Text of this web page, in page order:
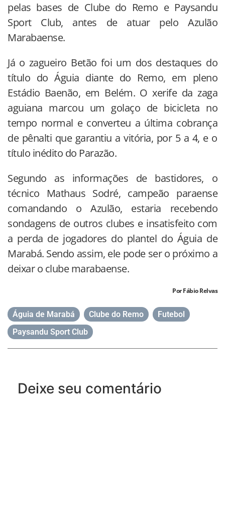
pelas bases de Clube do Remo e Paysandu
Sport Club, antes de atuar pelo Azulão
Marabaense.
Já o zagueiro Betão foi um dos destaques do
título do Águia diante do Remo, em pleno
Estádio Baenão, em Belém. O xerife da zaga
aguiana marcou um golaço de bicicleta no
tempo normal e converteu a última cobrança
de pênalti que garantiu a vitória, por 5 a 4, e o
título inédito do Parazão.
Segundo as informações de bastidores, o
técnico Mathaus Sodré, campeão paraense
comandando o Azulão, estaria recebendo
sondagens de outros clubes e insatisfeito com
a perda de jogadores do plantel do Águia de
Marabá. Sendo assim, ele pode ser o próximo a
deixar o clube marabaense.
Por Fábio Relvas
Águia de Marabá Clube do Remo Futebol
Paysandu Sport Club
Deixe seu comentário